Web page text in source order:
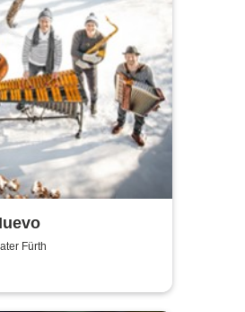
Fürth